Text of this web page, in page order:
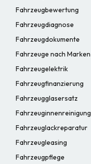
Fahrzeugbewertung
Fahrzeugdiagnose
Fahrzeugdokumente
Fahrzeuge nach Marken
Fahrzeugelektrik
Fahrzeugfinanzierung
Fahrzeugglasersatz
Fahrzeuginnenreinigung
Fahrzeuglackreparatur
Fahrzeugleasing
Fahrzeugpflege